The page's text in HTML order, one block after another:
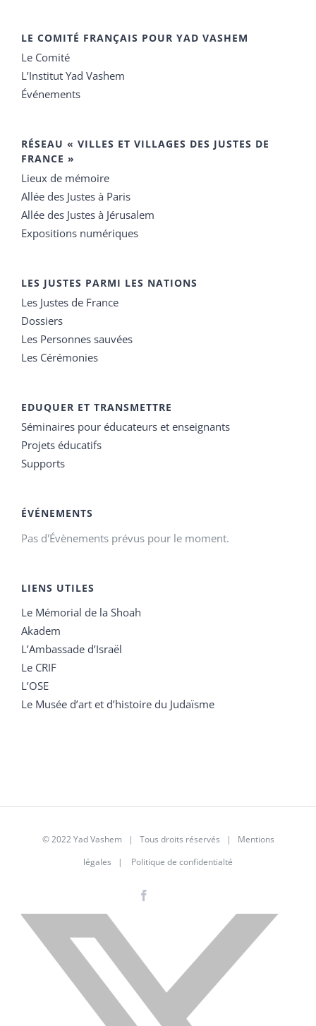
LE COMITÉ FRANÇAIS POUR YAD VASHEM
Le Comité
L’Institut Yad Vashem
Événements
RÉSEAU « VILLES ET VILLAGES DES JUSTES DE
FRANCE »
Lieux de mémoire
Allée des Justes à Paris
Allée des Justes à Jérusalem
Expositions numériques
LES JUSTES PARMI LES NATIONS
Les Justes de France
Dossiers
Les Personnes sauvées
Les Cérémonies
EDUQUER ET TRANSMETTRE
Séminaires pour éducateurs et enseignants
Projets éducatifs
Supports
ÉVÉNEMENTS
Pas d'Évènements prévus pour le moment.
LIENS UTILES
Le Mémorial de la Shoah
Akadem
L’Ambassade d’Israël
Le CRIF
L’OSE
Le Musée d’art et d’histoire du Judaïsme
© 2022 Yad Vashem | Tous droits réservés | Mentions
légales | Politique de confidentialté
X